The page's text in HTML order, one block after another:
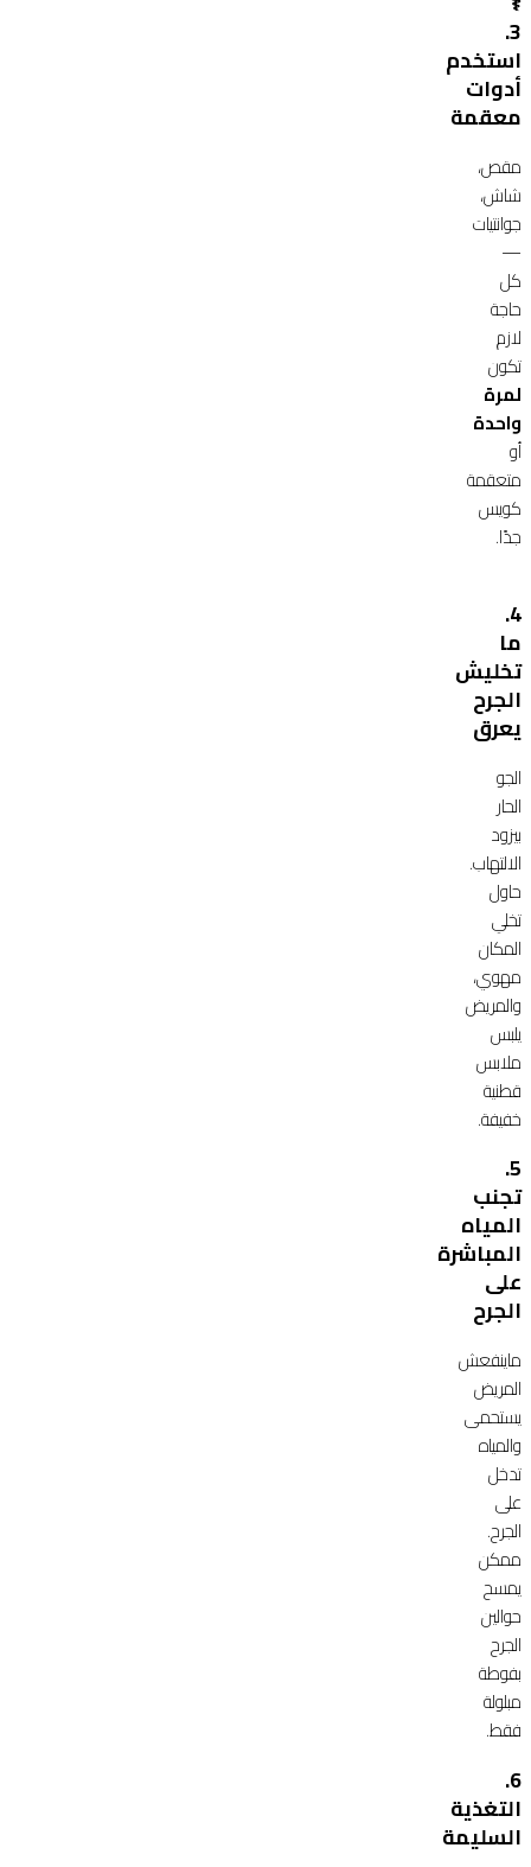
3.
استخدم
أدوات
معقمة
مقص،
شاش،
جوانتيات
—
كل
حاجة
لازم
تكون
لمرة
واحدة
أو
متعقمة
كويس
جدًا.
4.
ما
تخليش
الجرح
يعرق
الجو
الحار
بيزود
الالتهاب.
حاول
تخلي
المكان
مهوي،
والمريض
يلبس
ملابس
قطنية
خفيفة.
5.
تجنب
المياه
المباشرة
على
الجرح
ماينفعش
المريض
يستحمى
والمياه
تدخل
على
الجرح.
ممكن
يمسح
حوالين
الجرح
بفوطة
مبلولة
فقط.
6.
التغذية
السليمة